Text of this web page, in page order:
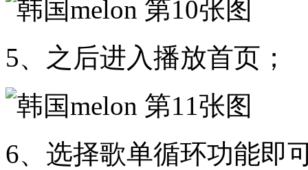
5、之后进入播放首页；
6、选择歌单循环功能即